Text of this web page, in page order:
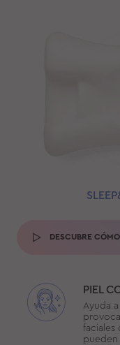
PIEL
Ayuda
pueden
DESCUBRE